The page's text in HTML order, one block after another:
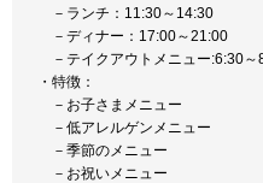
－ランチ：11:30～14:30
－ディナー：17:00～21:00
－テイクアウトメニュー:6:30
・特徴：
－お子さまメニュー
－低アレルゲンメニュー
－季節のメニュー
－お祝いメニュー